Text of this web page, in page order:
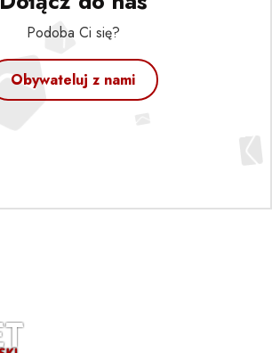
Podoba Ci się?
Obywateluj z nami